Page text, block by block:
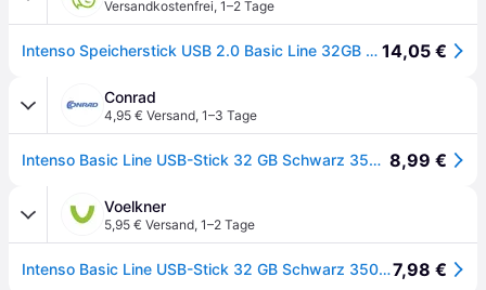
Versandkostenfrei, 1–2 Tage
Intenso Speicherstick USB 2.0 Basic Line 32GB Schwarz/Silber 14,05 €
Conrad
4,95 € Versand, 1–3 Tage
Intenso Basic Line USB-Stick 32 GB Schwarz 3503480 USB-A (USB 2.0) 8,99 €
Voelkner
5,95 € Versand, 1–2 Tage
Intenso Basic Line USB-Stick 32 GB Schwarz 3503480 USB-A (USB 2.0)7,98 €